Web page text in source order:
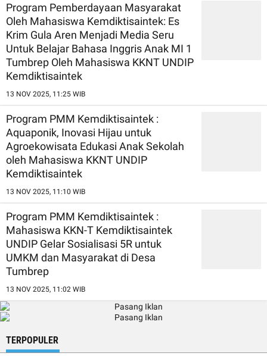
Program Pemberdayaan Masyarakat
Oleh Mahasiswa Kemdiktisaintek: Es
Krim Gula Aren Menjadi Media Seru
Untuk Belajar Bahasa Inggris Anak MI 1
Tumbrep Oleh Mahasiswa KKNT UNDIP
Kemdiktisaintek
13 NOV 2025, 11:25 WIB
Program PMM Kemdiktisaintek :
Aquaponik, Inovasi Hijau untuk
Agroekowisata Edukasi Anak Sekolah
oleh Mahasiswa KKNT UNDIP
Kemdiktisaintek
13 NOV 2025, 11:10 WIB
Program PMM Kemdiktisaintek :
Mahasiswa KKN-T Kemdiktisaintek
UNDIP Gelar Sosialisasi 5R untuk
UMKM dan Masyarakat di Desa
Tumbrep
13 NOV 2025, 11:02 WIB
TERPOPULER